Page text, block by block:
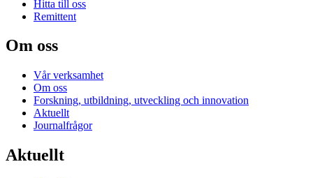
Hitta till oss
Remittent
Om oss
Vår verksamhet
Om oss
Forskning, utbildning, utveckling och innovation
Aktuellt
Journalfrågor
Aktuellt